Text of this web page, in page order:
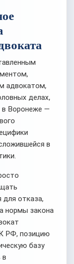
адвокатом,
делах,
в Воронеже —
в
отказа,
нормы закона
РФ, позицию
базу
в